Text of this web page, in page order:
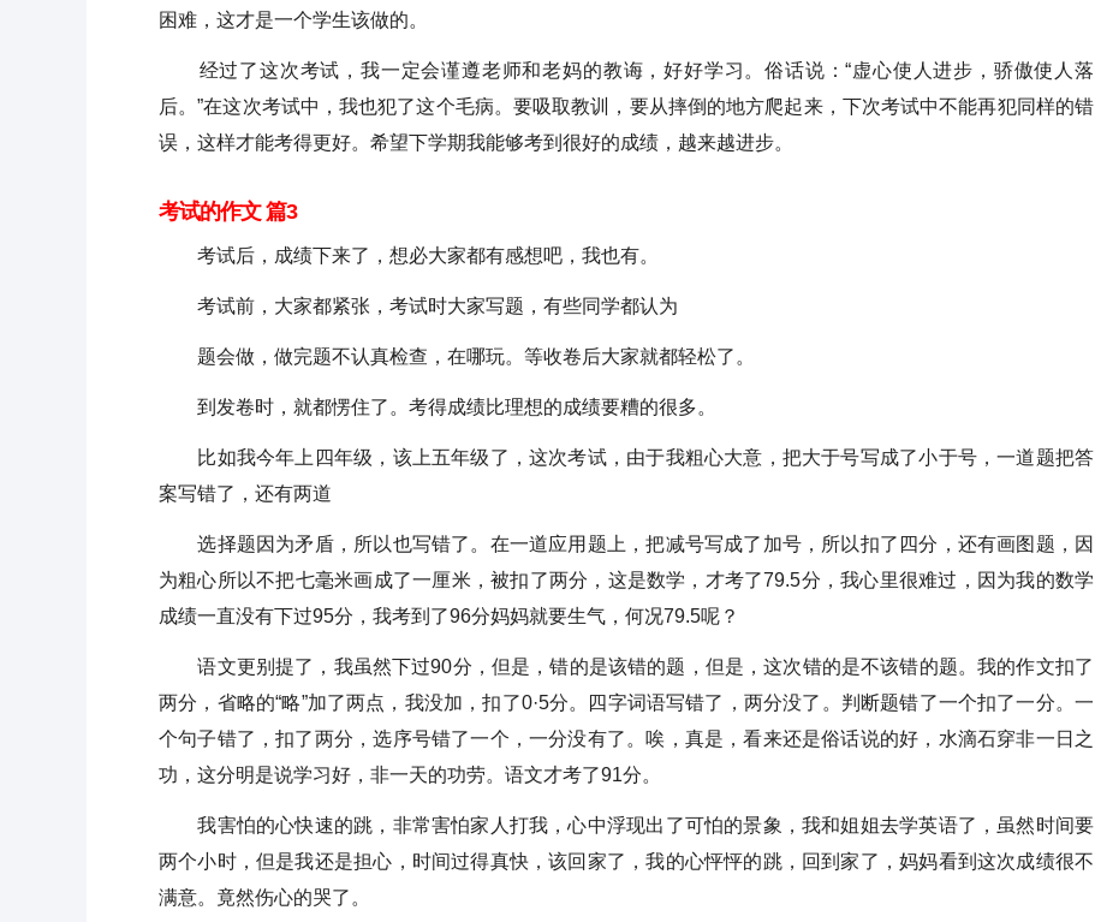
困难，这才是一个学生该做的。
经过了这次考试，我一定会谨遵老师和老妈的教诲，好好学习。俗话说：“虚心使人进步，骄傲使人落
后。”在这次考试中，我也犯了这个毛病。要吸取教训，要从摔倒的地方爬起来，下次考试中不能再犯同样的错
误，这样才能考得更好。希望下学期我能够考到很好的成绩，越来越进步。
考试的作文 篇3
考试后，成绩下来了，想必大家都有感想吧，我也有。
考试前，大家都紧张，考试时大家写题，有些同学都认为
题会做，做完题不认真检查，在哪玩。等收卷后大家就都轻松了。
到发卷时，就都愣住了。考得成绩比理想的成绩要糟的很多。
比如我今年上四年级，该上五年级了，这次考试，由于我粗心大意，把大于号写成了小于号，一道题把答
案写错了，还有两道
选择题因为矛盾，所以也写错了。在一道应用题上，把减号写成了加号，所以扣了四分，还有画图题，因
为粗心所以不把七毫米画成了一厘米，被扣了两分，这是数学，才考了79.5分，我心里很难过，因为我的数学
成绩一直没有下过95分，我考到了96分妈妈就要生气，何况79.5呢？
语文更别提了，我虽然下过90分，但是，错的是该错的题，但是，这次错的是不该错的题。我的作文扣了
两分，省略的“略”加了两点，我没加，扣了0·5分。四字词语写错了，两分没了。判断题错了一个扣了一分。一
个句子错了，扣了两分，选序号错了一个，一分没有了。唉，真是，看来还是俗话说的好，水滴石穿非一日之
功，这分明是说学习好，非一天的功劳。语文才考了91分。
我害怕的心快速的跳，非常害怕家人打我，心中浮现出了可怕的景象，我和姐姐去学英语了，虽然时间要
两个小时，但是我还是担心，时间过得真快，该回家了，我的心怦怦的跳，回到家了，妈妈看到这次成绩很不
满意。竟然伤心的哭了。